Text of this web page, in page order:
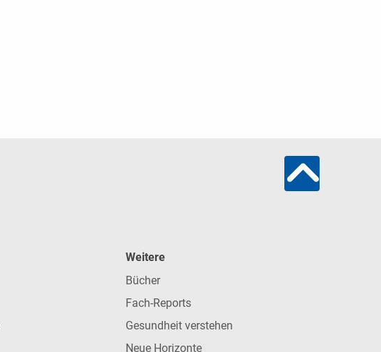
Weitere
Bücher
Fach-Reports
Gesundheit verstehen
Neue Horizonte